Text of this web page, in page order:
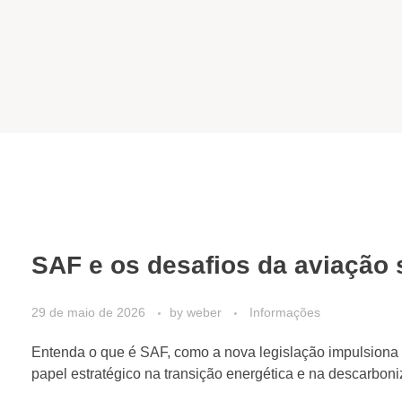
SAF e os desafios da
29 de maio de 2026 by weber Informações
Entenda o que é SAF, como a nova legislação
papel estratégico na transição energética e na